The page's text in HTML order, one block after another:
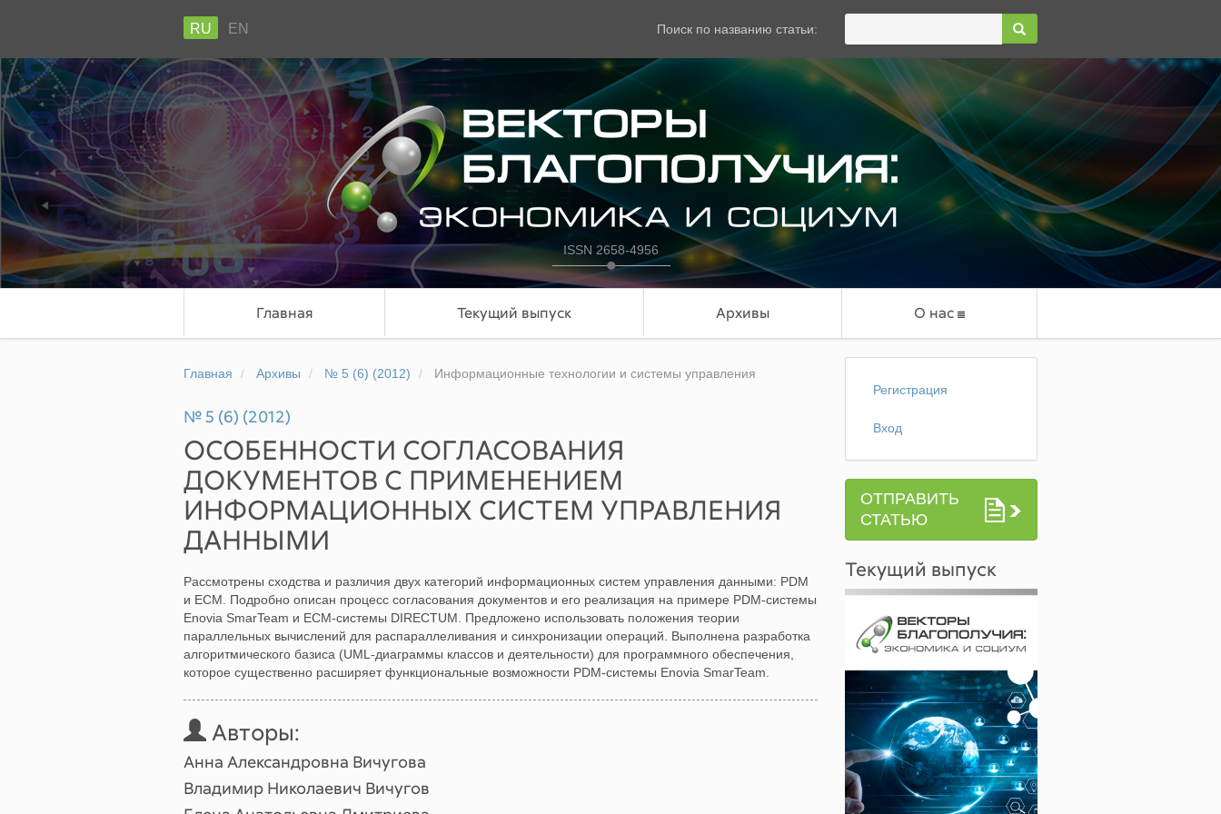
RU EN Поиск по названию статьи:
ISSN 2658-4956
Главная Текущий выпуск Архивы О нас
Главная Архивы № 5 (6) (2012) Информационные технологии и системы управления
№ 5 (6) (2012)
ОСОБЕННОСТИ СОГЛАСОВАНИЯ
ДОКУМЕНТОВ С ПРИМЕНЕНИЕМ
ИНФОРМАЦИОННЫХ СИСТЕМ УПРАВЛЕНИЯ
ДАННЫМИ
Рассмотрены сходства и различия двух категорий информационных систем управления данными: PDM
и ECM. Подробно описан процесс согласования документов и его реализация на примере PDM-системы
Enovia SmarTeam и ECM-системы DIRECTUM. Предложено использовать положения теории
параллельных вычислений для распараллеливания и синхронизации операций. Выполнена разработка
алгоритмического базиса (UML-диаграммы классов и деятельности) для программного обеспечения,
которое существенно расширяет функциональные возможности PDM-системы Enovia SmarTeam.
Авторы:
Анна Александровна Вичугова
Владимир Николаевич Вичугов
Регистрация
Вход
ОТПРАВИТЬ
СТАТЬЮ
Текущий выпуск